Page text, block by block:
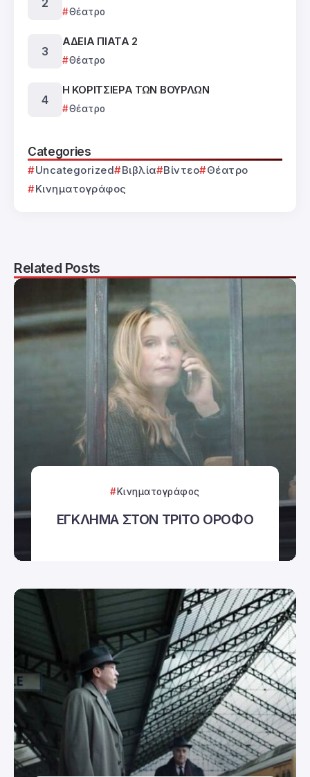
Θέατρο
ΑΔΕΙΑ ΠΙΑΤΑ 2
Θέατρο
Η ΚΟΡΙΤΣΙΕΡΑ ΤΩΝ ΒΟΥΡΛΩΝ
Θέατρο
Categories
Uncategorized Βιβλία Βίντεο
Θέατρο
Κινηματογράφος
Related Posts
Κινηματογράφος
ΕΓΚΛΗΜΑ ΣΤΟΝ ΤΡΙΤΟ ΟΡΟΦΟ